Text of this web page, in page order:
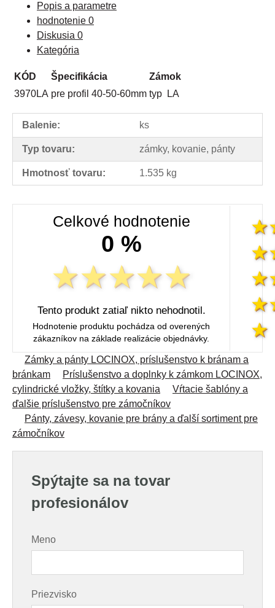
Popis a parametre
hodnotenie 0
Diskusia 0
Kategória
KÓD Špecifikácia
Zámok
3970LA pre profil 40-50-60mm typ LA
Balenie: ks
Typ tovaru: zámky, kovanie, pánty
Hmotnosť tovaru: 1.535 kg
Celkové hodnotenie
0 %
Tento produkt zatiaľ nikto nehodnotil.
Hodnotenie produktu pochádza od overených
zákazníkov na základe realizácie objednávky.
Zámky a pánty LOCINOX, príslušenstvo k bránam a
bránkam
Príslušenstvo a doplnky k zámkom LOCINOX,
cylindrické vložky, štítky a kovania
Vŕtacie šablóny a
ďalšie príslušenstvo pre zámočníkov
Pánty, závesy, kovanie pre brány a ďalší sortiment pre
zámočníkov
Spýtajte sa na tovar
profesionálov
Meno
Priezvisko